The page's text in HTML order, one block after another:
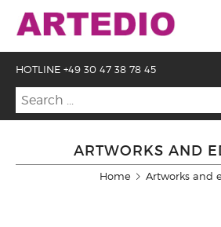
HOTLINE +49 30 47 38 78 45
ARTWORKS AND
Home Artworks and